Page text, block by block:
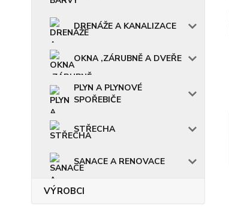
DRENÁŽE A KANALIZACE
OKNA ,ZÁRUBNĚ A DVEŘE
PLYN A PLYNOVÉ
SPOŘEBIČE
STŘECHA
SANACE A RENOVACE
VÝROBCI